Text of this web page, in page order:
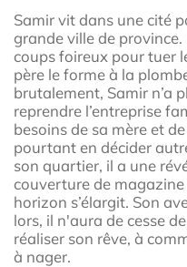
Samir vit dans une cité
grande ville de
coups foireux pour tuer
père le forme à la
brutalement, Samir n’a
reprendre l’entreprise
besoins de sa mère et
pourtant en décider
son quartier, il a une
couverture de
horizon s’élargit. Son
lors, il n'aura de cesse
réaliser son rêve, à
à nager.